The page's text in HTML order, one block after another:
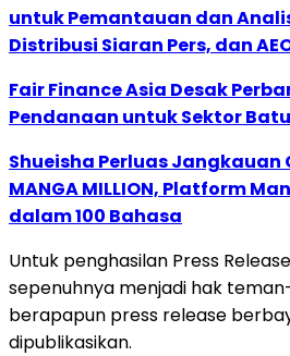
untuk Pemantauan dan
Distribusi Siaran Pers, dan
Fair Finance Asia Desak
Pendanaan untuk Sektor Batu
Shueisha Perluas Jangkauan
MANGA MILLION, Platform
dalam 100 Bahasa
Untuk penghasilan Press
sepenuhnya menjadi hak
berapapun press release
dipublikasikan.